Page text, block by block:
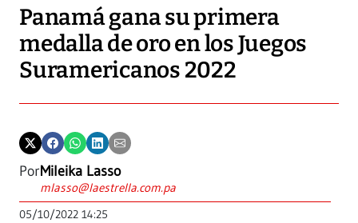
Panamá gana su primera
medalla de oro en los Juegos
Suramericanos 2022
PorMileika Lasso
mlasso@laestrella.com.pa
05/10/2022 14:25